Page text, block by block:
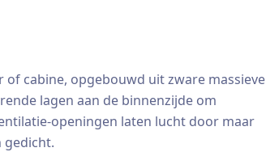
cabine, opgebouwd uit zware massieve
lagen aan de binnenzijde om
openingen laten lucht door maar
gedicht.